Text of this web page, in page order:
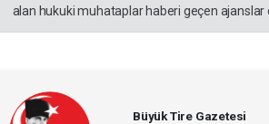
alan hukuki muhataplar haberi geçen
Büyük Tire Gazetesi